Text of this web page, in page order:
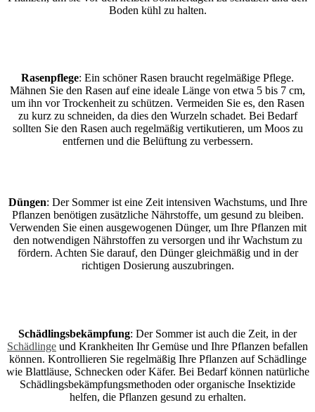
Boden kühl zu halten.
Rasenpflege: Ein schöner Rasen braucht regelmäßige Pflege.
Mähnen Sie den Rasen auf eine ideale Länge von etwa 5 bis 7 cm,
um ihn vor Trockenheit zu schützen. Vermeiden Sie es, den Rasen
zu kurz zu schneiden, da dies den Wurzeln schadet. Bei Bedarf
sollten Sie den Rasen auch regelmäßig vertikutieren, um Moos zu
entfernen und die Belüftung zu verbessern.
Düngen: Der Sommer ist eine Zeit intensiven Wachstums, und Ihre
Pflanzen benötigen zusätzliche Nährstoffe, um gesund zu bleiben.
Verwenden Sie einen ausgewogenen Dünger, um Ihre Pflanzen mit
den notwendigen Nährstoffen zu versorgen und ihr Wachstum zu
fördern. Achten Sie darauf, den Dünger gleichmäßig und in der
richtigen Dosierung auszubringen.
Schädlingsbekämpfung: Der Sommer ist auch die Zeit, in der
Schädlinge und Krankheiten Ihr Gemüse und Ihre Pflanzen befallen
können. Kontrollieren Sie regelmäßig Ihre Pflanzen auf Schädlinge
wie Blattläuse, Schnecken oder Käfer. Bei Bedarf können natürliche
Schädlingsbekämpfungsmethoden oder organische Insektizide
helfen, die Pflanzen gesund zu erhalten.